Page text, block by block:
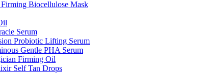
Firming Biocellulose Mask
Serum
Probiotic Lifting Serum
Gentle PHA Serum
Firming Oil
Self Tan Drops